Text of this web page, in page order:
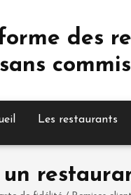
des
sans
Les restaurants
un